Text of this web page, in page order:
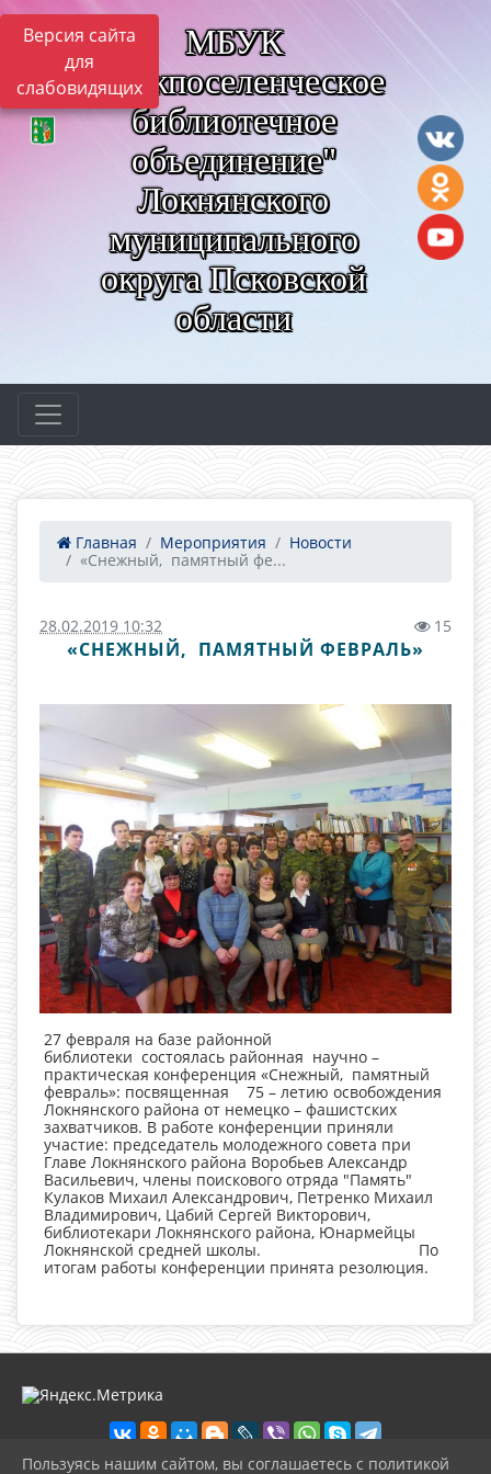
Версия сайта
для
слабовидящих
МБУК
"Межпоселенческое
библиотечное
объединение"
Локнянского
муниципального
округа Псковской
области
Главная Мероприятия
Новости
«Снежный, памятный фе...
28.02.2019 10:32 15
«СНЕЖНЫЙ, ПАМЯТНЫЙ ФЕВРАЛЬ»
27 февраля на базе районной
библиотеки состоялась районная научно –
практическая конференция «Снежный, памятный
февраль»: посвященная 75 – летию освобождения
Локнянского района от немецко – фашистских
захватчиков. В работе конференции приняли
участие: председатель молодежного совета при
Главе Локнянского района Воробьев Александр
Васильевич, члены поискового отряда "Память"
Кулаков Михаил Александрович, Петренко Михаил
Владимирович, Цабий Сергей Викторович,
библиотекари Локнянского района, Юнармейцы
Локнянской средней школы. По
итогам работы конференции принята резолюция.
Пользуясь нашим сайтом, вы соглашаетесь с политикой